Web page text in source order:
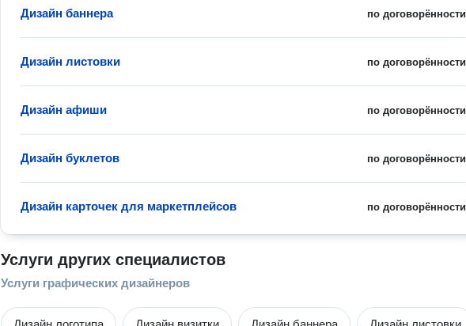
по договорённости
Дизайн баннера
по договорённости
Дизайн листовки
по договорённости
Дизайн афиши
по договорённости
Дизайн буклетов
по договорённости
Дизайн карточек для маркетплейсов
Услуги других специалистов
Услуги графических дизайнеров